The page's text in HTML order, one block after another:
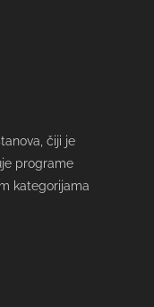
čiji je
programe
kategorijama